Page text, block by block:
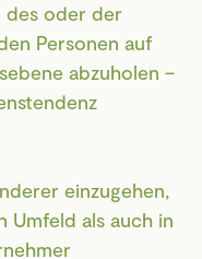
des oder der
Personen auf
abzuholen –
einzugehen,
Umfeld als auch in